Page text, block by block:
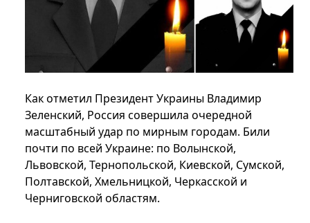
Как отметил Президент Украины Владимир
Зеленский, Россия совершила очередной
масштабный удар по мирным городам. Били
почти по всей Украине: по Волынской,
Львовской, Тернопольской, Киевской, Сумской,
Полтавской, Хмельницкой, Черкасской и
Черниговской областям.